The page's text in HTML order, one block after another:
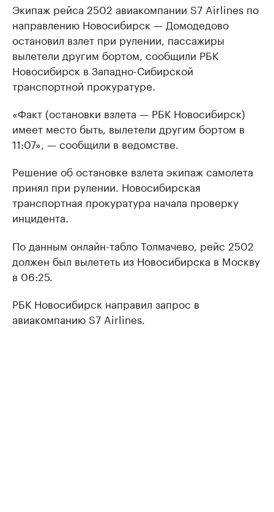
Экипаж рейса 2502 авиакомпании S7 Airlines по
направлению Новосибирск — Домодедово
остановил взлет при рулении, пассажиры
вылетели другим бортом, сообщили РБК
Новосибирск в Западно-Сибирской
транспортной прокуратуре.
«Факт (остановки взлета — РБК Новосибирск)
имеет место быть, вылетели другим бортом в
11:07», — сообщили в ведомстве.
Решение об остановке взлета экипаж самолета
принял при рулении. Новосибирская
транспортная прокуратура начала проверку
инцидента.
По данным онлайн-табло Толмачево, рейс 2502
должен был вылететь из Новосибирска в Москву
в 06:25.
РБК Новосибирск направил запрос в
авиакомпанию S7 Airlines.